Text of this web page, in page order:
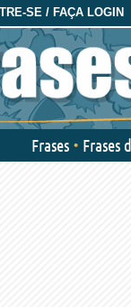
SE / FAÇA LOGIN
Frases Frases